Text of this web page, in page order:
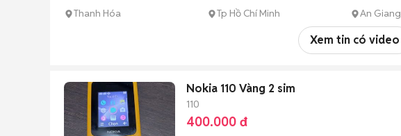
Thanh Hóa Tp Hồ Chí Minh An Giang
Xem tin có video
Nokia 110 Vàng 2 sim
110
400.000 đ